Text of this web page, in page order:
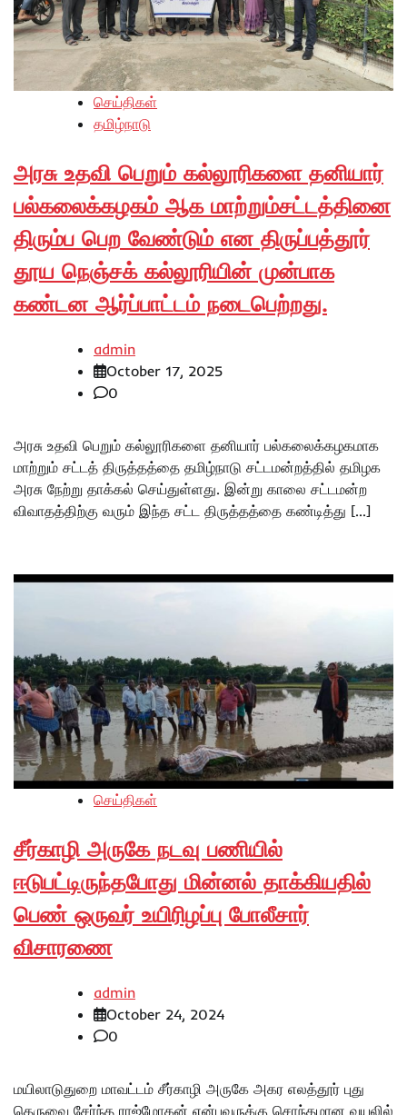
செய்திகள்
தமிழ்நாடு
அரசு உதவி பெறும் கல்லூரிகளை தனியார்
பல்கலைக்கழகம் ஆக மாற்றும்சட்டத்தினை
திரும்ப பெற வேண்டும் என திருப்பத்தூர்
தூய நெஞ்சக் கல்லூரியின் முன்பாக
கண்டன ஆர்ப்பாட்டம் நடைபெற்றது.
admin
October 17, 2025
0
அரசு உதவி பெறும் கல்லூரிகளை தனியார் பல்கலைக்கழகமாக
மாற்றும் சட்டத் திருத்தத்தை தமிழ்நாடு சட்டமன்றத்தில் தமிழக
அரசு நேற்று தாக்கல் செய்துள்ளது. இன்று காலை சட்டமன்ற
விவாதத்திற்கு வரும் இந்த சட்ட திருத்தத்தை கண்டித்து […]
செய்திகள்
சீர்காழி அருகே நடவு பணியில்
ஈடுபட்டிருந்தபோது மின்னல் தாக்கியதில்
பெண் ஒருவர் உயிரிழப்பு போலீசார்
விசாரணை
admin
October 24, 2024
0
மயிலாடுதுறை மாவட்டம் சீர்காழி அருகே அகர எலத்தூர் புது
தெருவை சேர்ந்த ராஜ்மோகன் என்பவருக்கு சொந்தமான வயலில்